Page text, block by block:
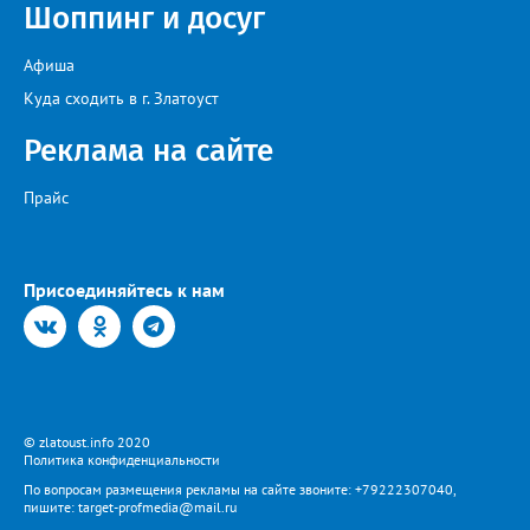
Шоппинг и досуг
Афиша
Куда сходить в г. Златоуст
Реклама на сайте
Прайс
Присоединяйтесь к нам
© zlatoust.info 2020
Политика конфиденциальности
По вопросам размещения рекламы на сайте звоните: +79222307040,
пишите: target-profmedia@mail.ru